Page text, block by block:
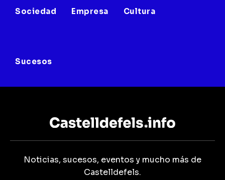
Sociedad Empresa Cultura
Sucesos
Noticias, sucesos, eventos y mucho más de
Castelldefels.